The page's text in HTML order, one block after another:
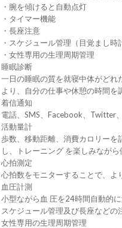
・腕を傾けると自動点灯
・タイマー機能
・長座注意
・スケジュール管理（目覚まし時
・女性専用の生理周期管理
睡眠診断
一日の睡眠の質を就寝中体がどれ
より、自分の仕事や休憩の時間を
着信通知
電話、SMS、Facebook、Twitter
活動量計
歩数、移動距離、消費カロリーを
し、トレーニング を楽しみながら
心拍測定
心拍数をモニターすることで、よ
血圧計測
小型ながら血 圧を24時間自動的に
スケジュール管理及び長座などの
女性専用の生理周期管理